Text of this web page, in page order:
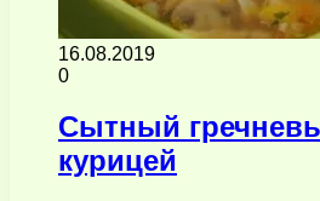
16.08.2019
0
Сытный
курицей